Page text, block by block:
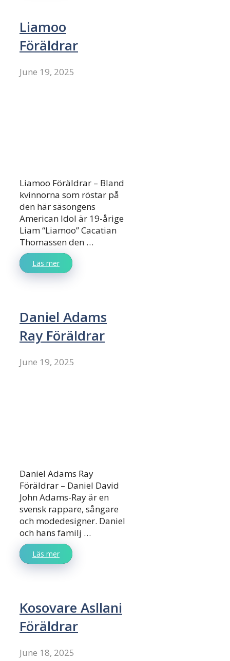
Liamoo
Föräldrar
June 19, 2025
Liamoo Föräldrar – Bland
kvinnorna som röstar på
den här säsongens
American Idol är 19-årige
Liam “Liamoo” Cacatian
Thomassen den …
Läs mer
Daniel Adams
Ray Föräldrar
June 19, 2025
Daniel Adams Ray
Föräldrar – Daniel David
John Adams-Ray är en
svensk rappare, sångare
och modedesigner. Daniel
och hans familj …
Läs mer
Kosovare Asllani
Föräldrar
June 18, 2025